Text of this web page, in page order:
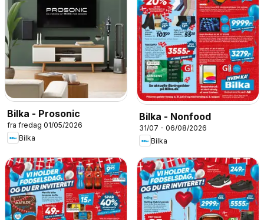
Bilka - Prosonic
fra fredag 01/05/2026
Bilka
Bilka - Nonfood
31/07 - 06/08/2026
Bilka